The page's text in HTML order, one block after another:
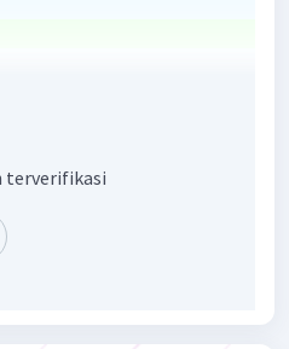
dahulu kemudian
dengan menentukan
terverifikasi